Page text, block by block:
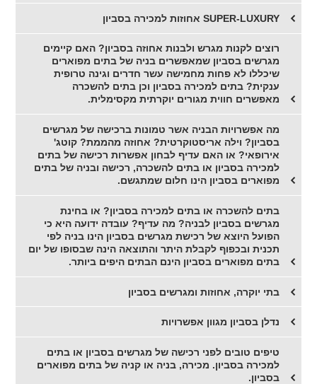
SUPER-LUXURY אחוזות למכירה בסביון
רוצים לקנות מגרש ולבנות אחוזה בסביון? האם קיימים
מגרשים בסביון שמאפשרים בניה של בתים מפוארים
שיכללו לא פחות מחמישה עשר חדרים וגינה טרופית
ענקית? בתים למכירה בסביון וכן בתים להשכרה
מאפשרים חווית מגורים יוקרתית מקסימלית.
מה אפשרויות הבניה אשר טמונות ברכישה של מגרשים
בסביון? וילה אריסטוקרטית? אחוזה מהממת? קוטג'
אירופאי? או האם עדיף לבחון אפשרות רכישה של בתים
למכירה בסביון או בתים להשכרה, רכישה ובניה של בתים
מפוארים בסביון הינו חלום שמתגשם.
בתים להשכרה או בתים למכירה בסביון? או בחינת
מגרשים בסביון לבניה? מה עדיף? עובדה ידועה היא כי
הפועל היוצא של רכישת מגרשים בסביון הינו בניה לפי
תכנית ובכפוף לקבלת היתר והתוצאה הינה שבסופו של יום
בתים מפוארים בסביון הינם הבתים היפים ביותר.
בתי יוקרה, אחוזות ומגרשים בסביון
נדלן בסביון מגוון אפשרויות
טיפים טובים לפני רכישה של מגרשים בסביון או בתים
למכירה בסביון. מכירה, בניה או קניה של בתים מפוארים
בסביון.